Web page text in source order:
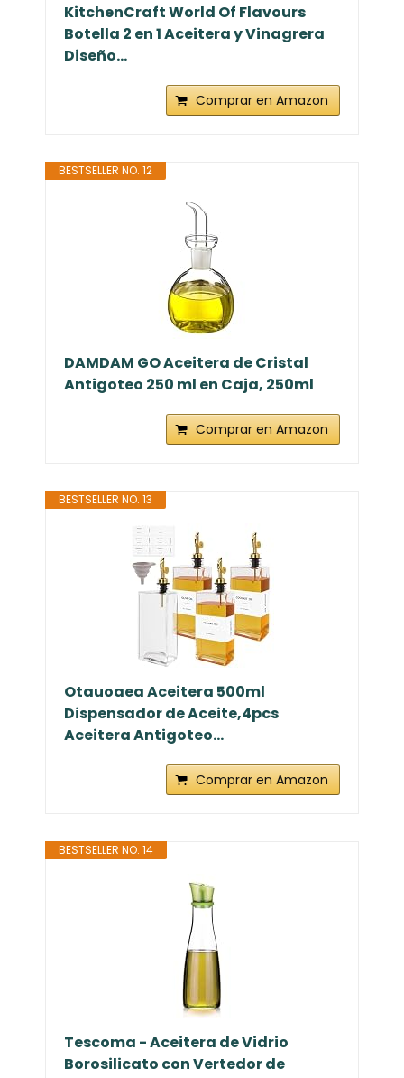
KitchenCraft World Of Flavours
Botella 2 en 1 Aceitera y Vinagrera
Diseño...
Comprar en Amazon
BESTSELLER NO. 12
DAMDAM GO Aceitera de Cristal
Antigoteo 250 ml en Caja, 250ml
Comprar en Amazon
BESTSELLER NO. 13
Otauoaea Aceitera 500ml
Dispensador de Aceite,4pcs
Aceitera Antigoteo...
Comprar en Amazon
BESTSELLER NO. 14
Tescoma - Aceitera de Vidrio
Borosilicato con Vertedor de